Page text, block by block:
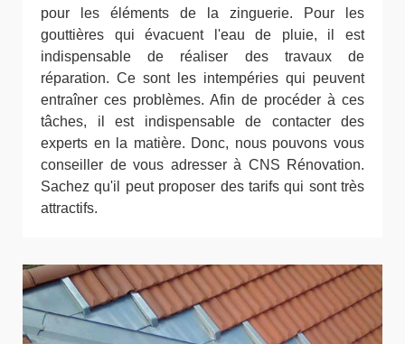
pour les éléments de la zinguerie. Pour les
gouttières qui évacuent l'eau de pluie, il est
indispensable de réaliser des travaux de
réparation. Ce sont les intempéries qui peuvent
entraîner ces problèmes. Afin de procéder à ces
tâches, il est indispensable de contacter des
experts en la matière. Donc, nous pouvons vous
conseiller de vous adresser à CNS Rénovation.
Sachez qu'il peut proposer des tarifs qui sont très
attractifs.